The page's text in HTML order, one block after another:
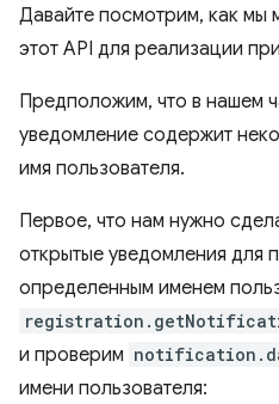
Давайте посмотрим, как мы
этот API для реализации
Предположим, что в нашем
уведомление содержит
имя пользователя.
Первое, что нам нужно
открытые уведомления для
определенным именем
и проверим
имени пользователя: